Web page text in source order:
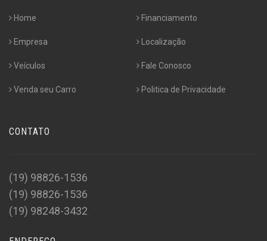
Home
Empresa
Veículos
Venda seu Carro
Financiamento
Localização
Fale Conosco
Politica de Privacidade
CONTATO
(19) 98826-1536
(19) 98826-1536
(19) 98248-3432